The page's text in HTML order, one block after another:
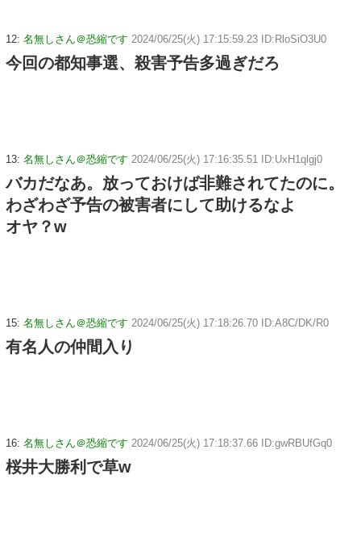
12: 名無しさん＠恐縮です 2024/06/25(火) 17:15:59.23 ID:RloSiO3U0
今回の都知事選、殺害予告多過ぎだろ
13: 名無しさん＠恐縮です 2024/06/25(火) 17:16:35.51 ID:UxH1qlgj0
バカだなあ。放っておけば非難されてたのに。
わざわざ予告の被害者にして助けるなよ
オヤ？w
15: 名無しさん＠恐縮です 2024/06/25(火) 17:18:26.70 ID:A8C/DK/R0
有名人の仲間入り
16: 名無しさん＠恐縮です 2024/06/25(火) 17:18:37.66 ID:gwRBUfGq0
桜井大勝利で草w